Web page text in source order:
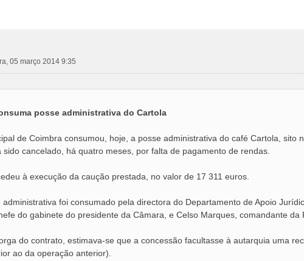
05 março 2014 9:35
posse administrativa do Cartola
de Coimbra consumou, hoje, a posse administrativa do café Cartola, sito
sido cancelado, há quatro meses, por falta de pagamento de rendas.
à execução da caução prestada, no valor de 17 311 euros.
foi consumado pela directora do Departamento de Apoio
do gabinete do presidente da Câmara, e Celso Marques, comandante da
do contrato, estimava-se que a concessão facultasse à autarquia uma
ao da operação anterior).